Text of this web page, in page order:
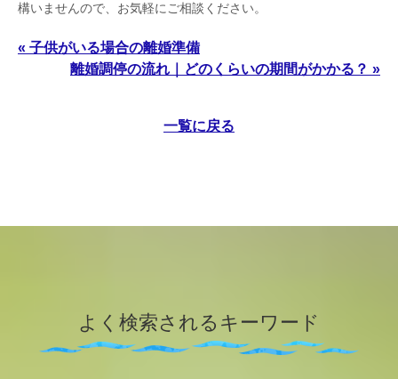
構いませんので、お気軽にご相談ください。
« 子供がいる場合の離婚準備
離婚調停の流れ｜どのくらいの期間がかかる？ »
一覧に戻る
よく検索されるキーワード